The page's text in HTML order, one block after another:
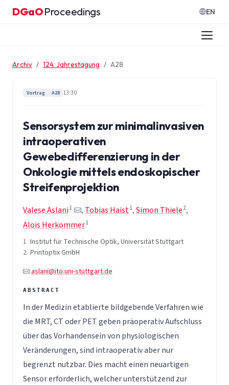
Zum Inhalt springen
DGaO·Proceedings EN
Archiv 124. Jahrestagung A28
Vortrag A28 13:30
Sensorsystem zur minimalinvasiven
intraoperativen
Gewebedifferenzierung in der
Onkologie mittels endoskopischer
Streifenprojektion
Valese Aslani1 , Tobias Haist1,Simon Thiele 2,
Alois Herkommer1
1 Institut für Technische Optik, Universität Stuttgart
2 Printoptix GmbH
aslani@ito.uni-stuttgart.de
In der Medizin etablierte bildgebende Verfahren wie
die MRT, CT oder PET geben präoperativ Aufschluss
über das Vorhandensein von physiologischen
Veränderungen, sind intraoperativ aber nur
begrenzt nutzbar. Dies macht einen neuartigen
Sensor erforderlich, welcher unterstützend zur